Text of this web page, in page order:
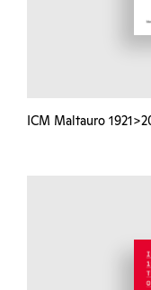
ICM Maltauro